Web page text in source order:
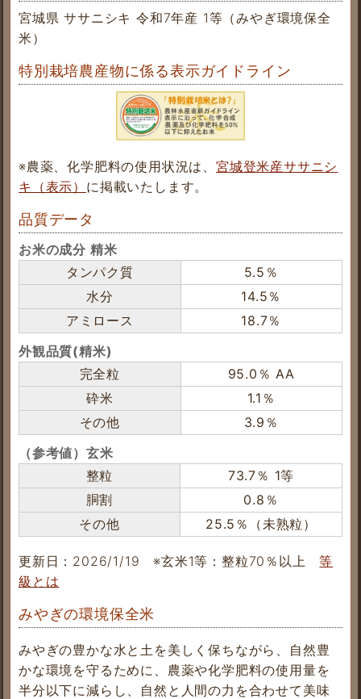
宮城県 ササニシキ 令和7年産 1等（みやぎ環境保全
米）
特別栽培農産物に係る表示ガイドライン
※農薬、化学肥料の使用状況は、 宮城登米産ササニシ
キ（表示） に掲載いたします。
品質データ
お米の成分 精米
タンパク質
5.5％
水分
14.5％
アミロース
18.7％
外観品質(精米)
完全粒
95.0％ AA
砕米
1.1％
その他
3.9％
（参考値）玄米
整粒
73.7％ 1等
胴割
0.8％
その他
25.5％（未熟粒）
更新日：2026/1/19※玄米1等：整粒70％以上等
級とは
みやぎの環境保全米
みやぎの豊かな水と土を美しく保ちながら、自然豊
かな環境を守るために、農薬や化学肥料の使用量を
半分以下に減らし、自然と人間の力を合わせて美味